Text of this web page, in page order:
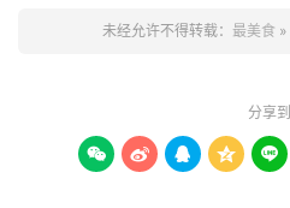
未经允许不得转载： 最美食 »
分享到
    